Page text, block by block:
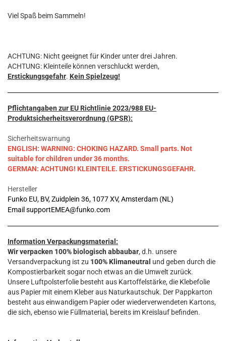
Viel Spaß beim Sammeln!
ACHTUNG: Nicht geeignet für Kinder unter drei Jahren.
ACHTUNG: Kleinteile können verschluckt werden,
Erstickungsgefahr. Kein Spielzeug!
Pflichtangaben zur EU Richtlinie 2023/988 EU-
Produktsicherheitsverordnung (GPSR):
Sicherheitswarnung
ENGLISH: WARNING: CHOKING HAZARD. Small parts. Not
suitable for children under 36 months.
GERMAN: ACHTUNG! KLEINTEILE. ERSTICKUNGSGEFAHR.
Hersteller
Funko EU, BV, Zuidplein 36, 1077 XV, Amsterdam (NL)
Email supportEMEA@funko.com
Information Verpackungsmaterial:
Wir verpacken 100% biologisch abbaubar, d.h. unsere
Versandverpackung ist zu 100% Klimaneutral und geben durch die
Kompostierbarkeit sogar noch etwas an die Umwelt zurück.
Unsere Luftpolsterfolie besteht aus Kartoffelstärke, die Klebefolie
aus Papier mit einem Kleber aus Naturkautschuk. Der Pappkarton
besteht aus einwandigem Papier oder wiederverwendeten Kartons,
die sich, ebenso wie Füllmaterial, bereits im Kreislauf befinden.